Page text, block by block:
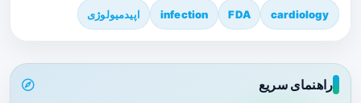
cardiology
FDA
infection اپیدمیولوژی
راهنمای سریع